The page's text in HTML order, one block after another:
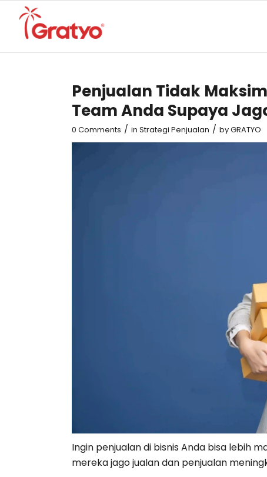
Penjualan Tidak
Team Anda Supaya
0 Comments / in Strategi Penjualan / byGRATYO
Ingin penjualan di bisnis Anda bisa lebih
mereka jago jualan dan penjualan